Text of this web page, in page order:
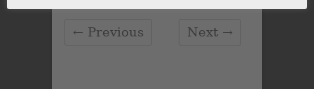
← Previous Next →